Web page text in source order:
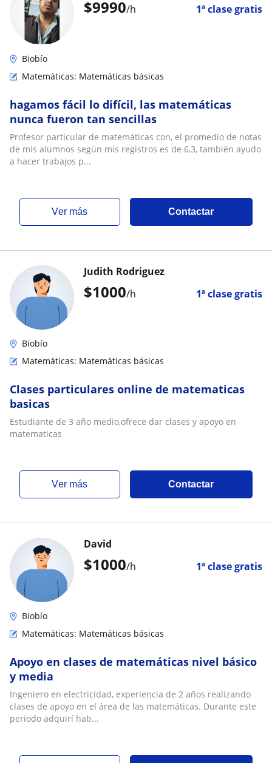
$9990/h 1ª clase gratis
Biobío
Matemáticas: Matemáticas básicas
hagamos fácil lo difícil, las matemáticas
nunca fueron tan sencillas
Profesor particular de matemáticas con, el promedio de notas
de mis alumnos según mis registros es de 6,3, también ayudo
a hacer trabajos p...
ver más Contactar
$1000/h 1ª clase gratis
Judith Rodriguez
Biobío
Matemáticas: Matemáticas básicas
Clases particulares online de matematicas
basicas
Estudiante de 3 año medio,ofrece dar clases y apoyo en
matematicas
ver más Contactar
$1000/h 1ª clase gratis
David
Biobío
Matemáticas: Matemáticas básicas
Apoyo en clases de matemáticas nivel básico
y media
Ingeniero en electricidad, experiencia de 2 años realizando
clases de apoyo en el área de las matemáticas. Durante este
periodo adquirí hab...